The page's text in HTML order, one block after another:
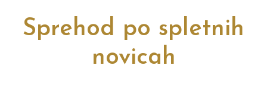
Sprehod po spletnih
novicah